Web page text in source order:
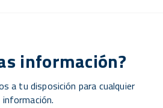
información?
a tu disposición para cualquier
información.